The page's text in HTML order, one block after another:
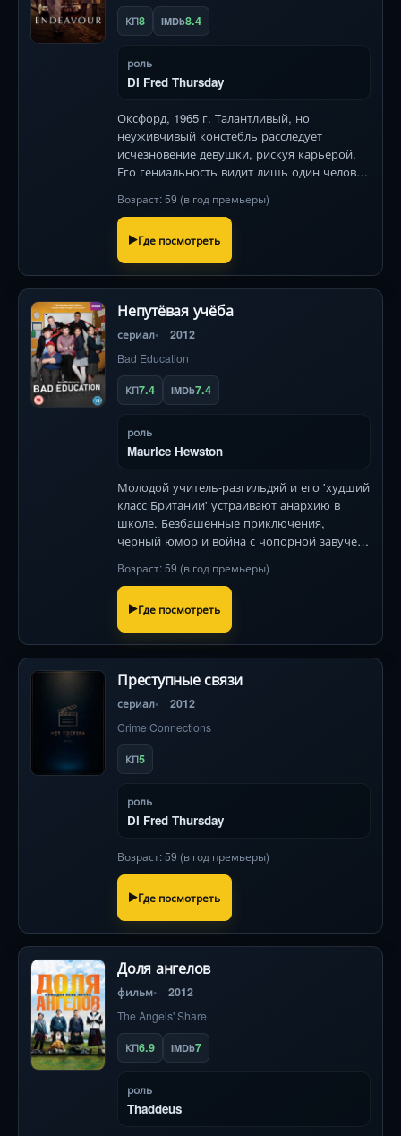
КП8 IMDb8.4
роль
DI Fred Thursday
Оксфорд, 1965 г. Талантливый, но
неуживчивый констебль расследует
исчезновение девушки, рискуя карьерой.
Его гениальность видит лишь один человек
отеческую заботу .
Возраст: 59 (в год премьеры)
Где посмотреть
Непутёвая учёба
сериал 2012
Bad Education
КП7.4 IMDb7.4
роль
Maurice Hewston
Молодой учитель-разгильдяй и его 'худший
класс Британии' устраивают анархию в
школе. Безбашенные приключения,
чёрный юмор и война с чопорной завучем
Возраст: 59 (в год премьеры)
Где посмотреть
Преступные связи
сериал 2012
Crime Connections
КП5
роль
DI Fred Thursday
Возраст: 59 (в год премьеры)
Где посмотреть
Доля ангелов
фильм 2012
The Angels' Share
КП6.9 IMDb7
роль
Thaddeus